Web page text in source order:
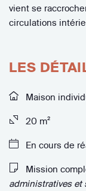
vient se
circulations
LES
Maison
20 m²
En cours de
Mission
administratives et